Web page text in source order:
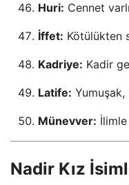
Huri: Cennet
İffet: Kötülükten
Kadriye: Kadir
Latife:
Münevver:
Nadir Kız